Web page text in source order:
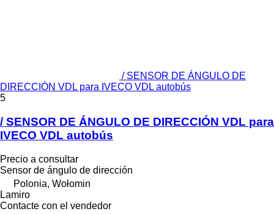
/ SENSOR DE ÁNGULO DE
DIRECCIÓN VDL para IVECO VDL autobús
5
/ SENSOR DE ÁNGULO DE DIRECCIÓN VDL para
IVECO VDL autobús
Precio a consultar
Sensor de ángulo de dirección
Polonia, Wołomin
Lamiro
Contacte con el vendedor